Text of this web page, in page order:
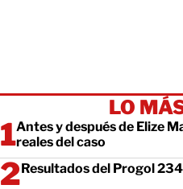
LO
Antes y después de Elize
reales del caso
Resultados del Progol